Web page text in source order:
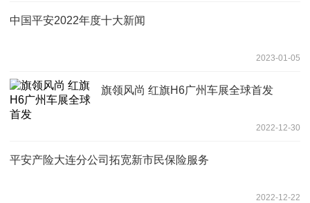
中国平安2022年度十大新闻
2023-01-05
旗领风尚 红旗H6广州车展全球首发
2022-12-30
平安产险大连分公司拓宽新市民保险服务
2022-12-22